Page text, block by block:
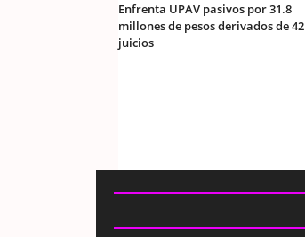
Enfrenta UPAV pasivos por 31.8
millones de pesos derivados de 42
juicios